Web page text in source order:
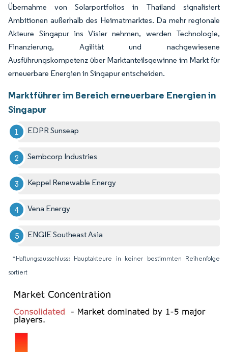
Übernahme von Solarportfolios in Thailand signalisiert
Ambitionen außerhalb des Heimatmarktes. Da mehr regionale
Akteure Singapur ins Visier nehmen, werden Technologie,
Finanzierung, Agilität und nachgewiesene
Ausführungskompetenz über Marktanteilsgewinne im Markt für
erneuerbare Energien in Singapur entscheiden.
Marktführer im Bereich erneuerbare Energien in
Singapur
EDPR Sunseap
Sembcorp Industries
Keppel Renewable Energy
Vena Energy
ENGIE Southeast Asia
*Haftungsausschluss: Hauptakteure in keiner bestimmten Reihenfolge
sortiert